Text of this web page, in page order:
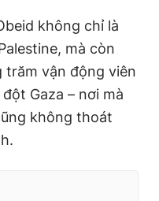
không chỉ là
mà còn
trăm vận động viên
Gaza – nơi mà
không thoát